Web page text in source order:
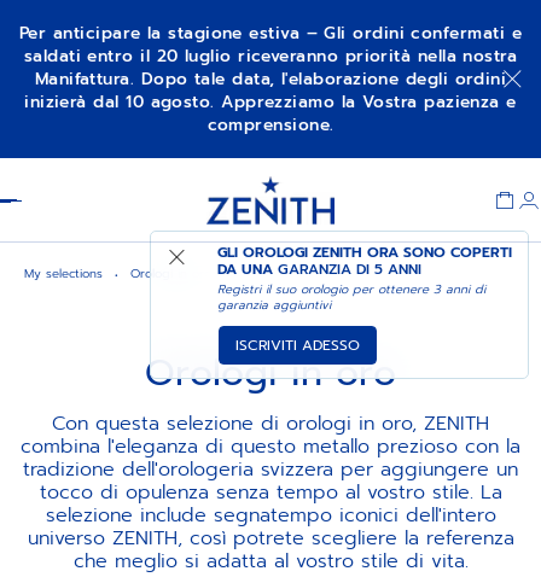
Per anticipare la stagione estiva – Gli ordini confermati e
saldati entro il 20 luglio riceveranno priorità nella nostra
Manifattura. Dopo tale data, l'elaborazione degli ordini
inizierà dal 10 agosto. Apprezziamo la Vostra pazienza e
comprensione.
GLI OROLOGI ZENITH ORA SONO COPERTI
DA UNAGARANZIA DI 5 ANNI
Registri il suo orologio per ottenere 3 anni di
garanzia aggiuntivi
ISCRIVITI ADESSO
My selections Orologi in oro
Orologi in oro
Con questa selezione di orologi in oro, ZENITH
combina l'eleganza di questo metallo prezioso con la
tradizione dell'orologeria svizzera per aggiungere un
tocco di opulenza senza tempo al vostro stile. La
selezione include segnatempo iconici dell'intero
universo ZENITH, così potrete scegliere la referenza
che meglio si adatta al vostro stile di vita.